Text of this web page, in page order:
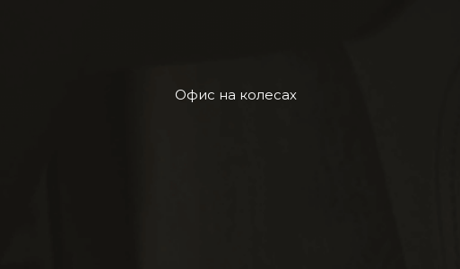
Офис на колесах